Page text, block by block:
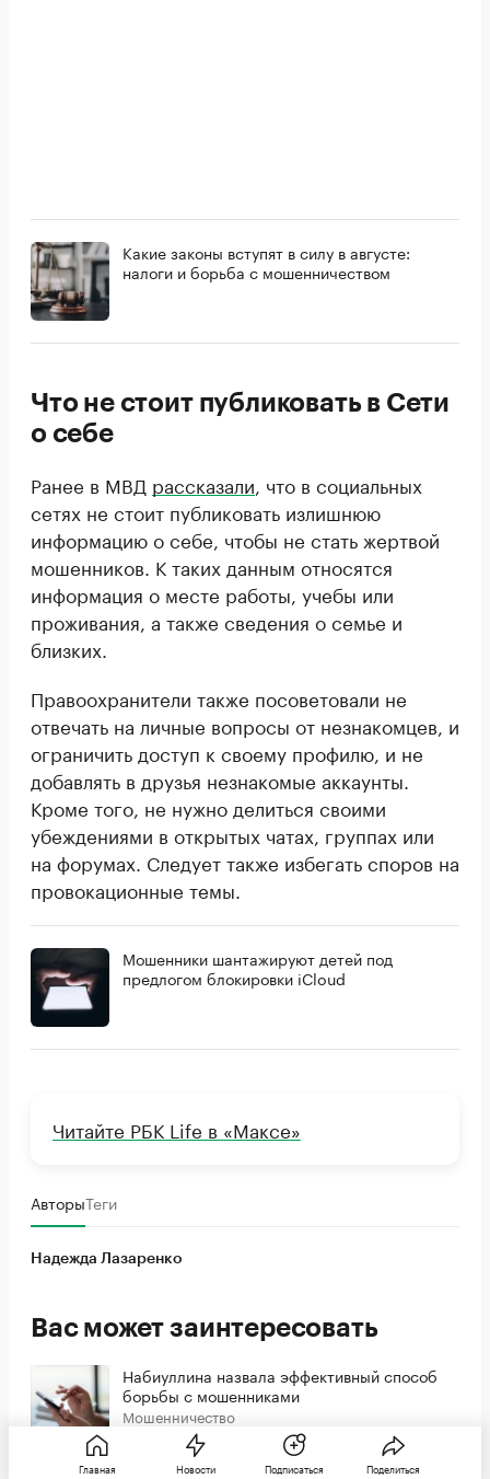
Какие законы вступят в силу в августе:
налоги и борьба с мошенничеством
Что не стоит публиковать в Сети
о себе
Ранее в МВД рассказали , что в социальных
сетях не стоит публиковать излишнюю
информацию о себе, чтобы не стать жертвой
мошенников. К таких данным относятся
информация о месте работы, учебы или
проживания, а также сведения о семье и
близких.
Правоохранители также посоветовали не
отвечать на личные вопросы от незнакомцев, и
ограничить доступ к своему профилю, и не
добавлять в друзья незнакомые аккаунты.
Кроме того, не нужно делиться своими
убеждениями в открытых чатах, группах или
на форумах. Следует также избегать споров на
провокационные темы.
Мошенники шантажируют детей под
предлогом блокировки iCloud
Читайте РБК Life в «Максе»
АвторыТеги
Надежда Лазаренко
Вас может заинтересовать
Набиуллина назвала эффективный способ
борьбы с мошенниками
Мошенничество
Главная Новости Подписаться Поделиться